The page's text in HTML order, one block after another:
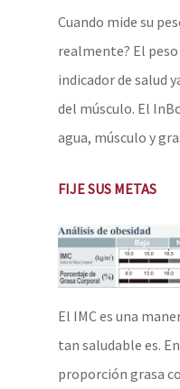
Cuando mide su
realmente? El
indicador de salud
del músculo. El
agua, músculo y
FIJE SUS METAS
El IMC es una
tan saludable es.
proporción grasa